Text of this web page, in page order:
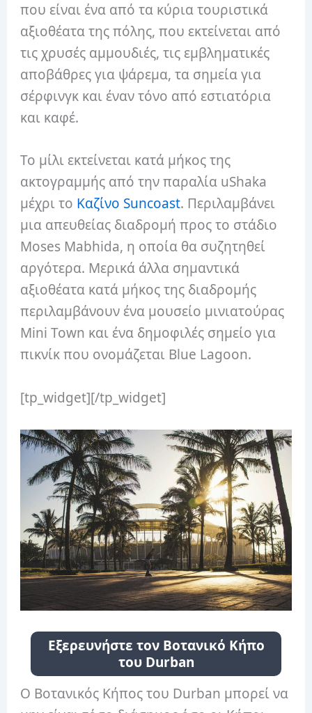
που είναι ένα από τα κύρια τουριστικά
αξιοθέατα της πόλης, που εκτείνεται από
τις χρυσές αμμουδιές, τις εμβληματικές
αποβάθρες για ψάρεμα, τα σημεία για
σέρφινγκ και έναν τόνο από εστιατόρια
και καφέ.
Το μίλι εκτείνεται κατά μήκος της
ακτογραμμής από την παραλία uShaka
μέχρι το Καζίνο Suncoast. Περιλαμβάνει
μια απευθείας διαδρομή προς το στάδιο
Moses Mabhida, η οποία θα συζητηθεί
αργότερα. Μερικά άλλα σημαντικά
αξιοθέατα κατά μήκος της διαδρομής
περιλαμβάνουν ένα μουσείο μινιατούρας
Mini Town και ένα δημοφιλές σημείο για
πικνίκ που ονομάζεται Blue Lagoon.
[tp_widget][/tp_widget]
Εξερευνήστε τον Βοτανικό Κήπο
του Durban
Ο Βοτανικός Κήπος του Durban μπορεί να